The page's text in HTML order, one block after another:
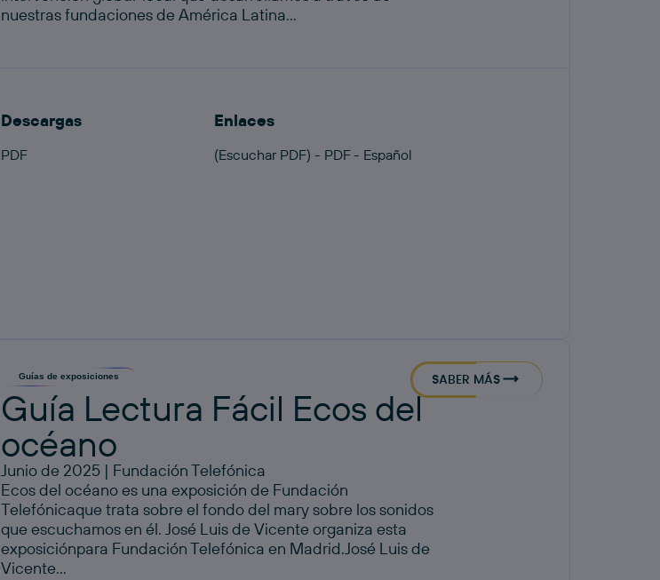
nuestras fundaciones de América Latina...
Descargas
PDF
Enlaces
(Escuchar PDF) - PDF - Español
Guías de exposiciones
Guía Lectura Fácil Ecos del
océano
Junio de 2025 | Fundación Telefónica
Ecos del océano es una exposición de Fundación
Telefónicaque trata sobre el fondo del mary sobre los sonidos
que escuchamos en él. José Luis de Vicente organiza esta
exposiciónpara Fundación Telefónica en Madrid.José Luis de
Vicente...
SABER MÁS